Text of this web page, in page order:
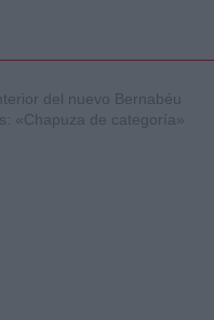
del nuevo Bernabéu
«Chapuza de categoría»